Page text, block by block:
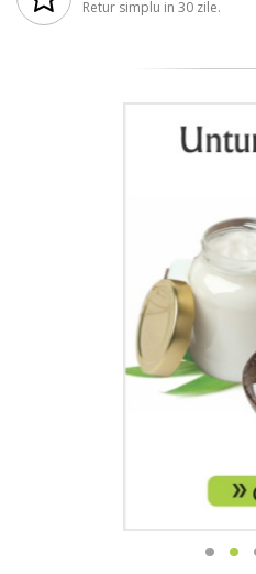
Retur simplu in 30 zile.